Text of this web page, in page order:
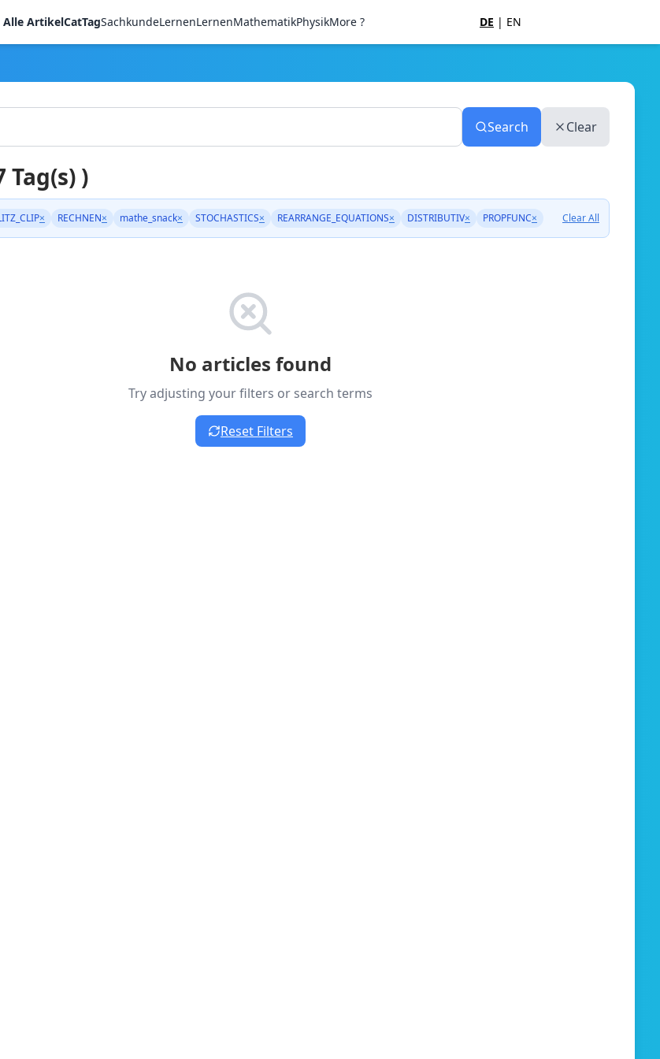
Alle ArtikelCatTagSachkundeLernenLernenMathematikPhysikMore ? DE | EN
Search Clear
)
× RECHNEN× mathe_snack× STOCHASTICS× REARRANGE_EQUATIONS× DISTRIBUTIV× PROPFUNC× Clear All
No articles found
Try adjusting your filters or search terms
Reset Filters